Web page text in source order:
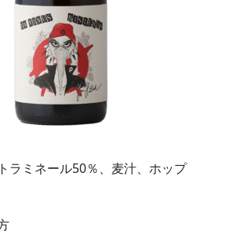
ラミネール50％、麦汁、ホップ